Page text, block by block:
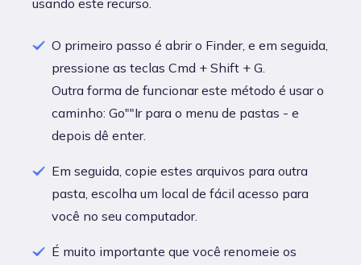
usando este recurso.
O primeiro passo é abrir o Finder, e em seguida,
pressione as teclas Cmd + Shift + G.
Outra forma de funcionar este método é usar o
caminho: Go""Ir para o menu de pastas - e
depois dê enter.
Em seguida, copie estes arquivos para outra
pasta, escolha um local de fácil acesso para
você no seu computador.
É muito importante que você renomeie os